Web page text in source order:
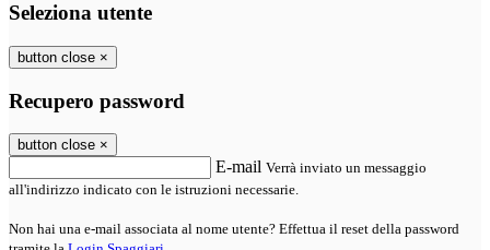
Seleziona utente
button close ×
Recupero password
button close ×
E-mail Verrà inviato un messaggio
all'indirizzo indicato con le istruzioni necessarie.
Non hai una e-mail associata al nome utente? Effettua il reset della password